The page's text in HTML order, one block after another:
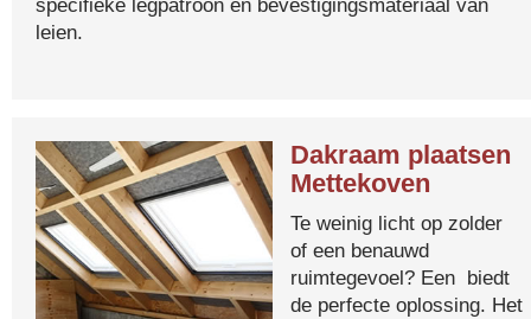
specifieke legpatroon en bevestigingsmateriaal van
leien.
Dakraam plaatsen
Mettekoven
Te weinig licht op zolder
of een benauwd
ruimtegevoel? Een biedt
de perfecte oplossing. Het